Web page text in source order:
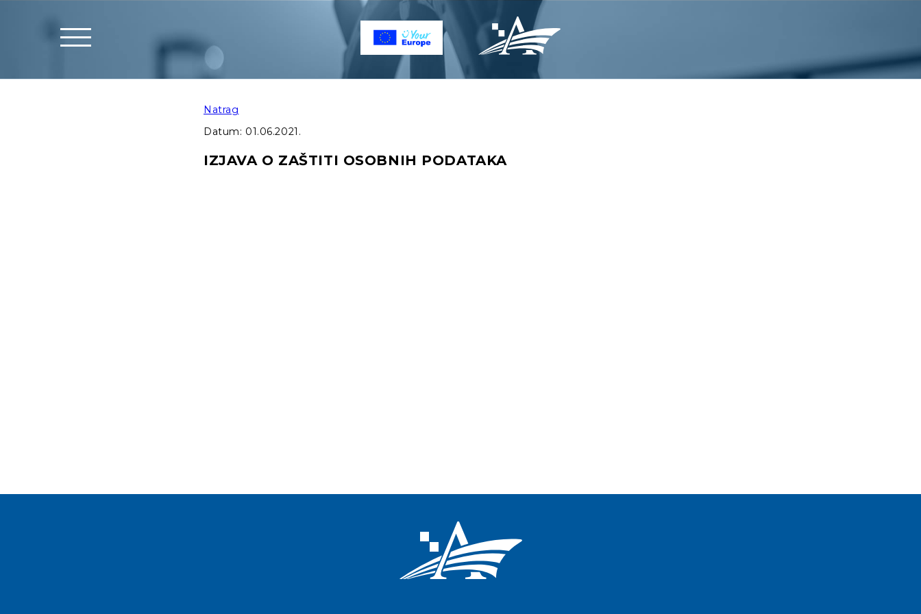
Natrag
Datum: 01.06.2021.
IZJAVA O ZAŠTITI OSOBNIH PODATAKA